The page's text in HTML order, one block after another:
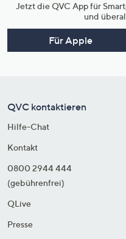
Jetzt die QVC App für
und
Für Apple
QVC kontaktieren
Hilfe-Chat
Kontakt
0800 2944 444
(gebührenfrei)
QLive
Presse